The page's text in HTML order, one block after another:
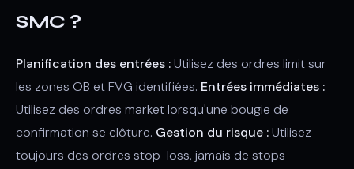
SMC ?
Planification des entrées :Utilisez des ordres limit sur
les zones OB et FVG identifiées. Entrées immédiates :
Utilisez des ordres market lorsqu'une bougie de
confirmation se clôture. Gestion du risque :Utilisez
toujours des ordres stop-loss, jamais de stops